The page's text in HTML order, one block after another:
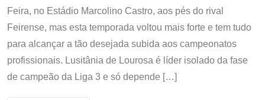
Feira, no Estádio Marcolino Castro, aos pés do rival
Feirense, mas esta temporada voltou mais forte e tem tudo
para alcançar a tão desejada subida aos campeonatos
profissionais. Lusitânia de Lourosa é líder isolado da fase
de campeão da Liga 3 e só depende […]